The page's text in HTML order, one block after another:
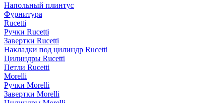
Напольный плинтус
Фурнитура
Rucetti
Ручки Rucetti
Завертки Rucetti
Накладки под цилиндр Rucetti
Цилиндры Rucetti
Петли Rucetti
Morelli
Ручки Morelli
Завертки Morelli